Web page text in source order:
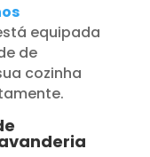
equipada
de
cozinha